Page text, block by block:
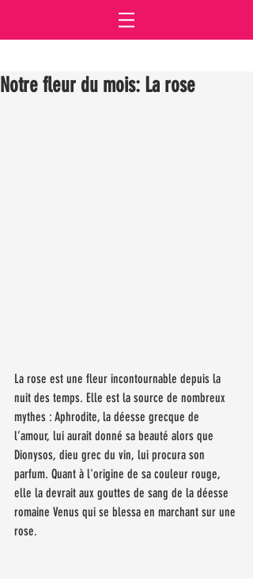
Notre fleur du mois: La rose
La rose est une fleur incontournable depuis la
nuit des temps. Elle est la source de nombreux
mythes : Aphrodite, la déesse grecque de
l’amour, lui aurait donné sa beauté alors que
Dionysos, dieu grec du vin, lui procura son
parfum. Quant à l'origine de sa couleur rouge,
elle la devrait aux gouttes de sang de la déesse
romaine Venus qui se blessa en marchant sur une
rose.